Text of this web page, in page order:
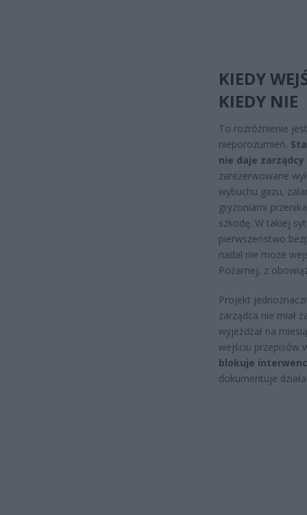
KIEDY
KIEDY NIE
To rozróżnienie
nieporozumień.
nie daje
zarezerwowane
wybuchu gazu,
gryzoniami
szkodę. W takiej
pierwszeństwo
nadal nie może
Pożarnej, z
Projekt
zarządca nie miał
wyjeżdżał na
wejściu przepisów
blokuje
dokumentuje